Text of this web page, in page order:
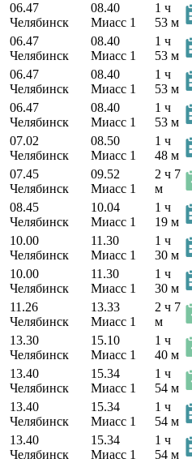
06.47
Челябинск
08.40
Миасс 1
1 ч
53 м
06.47
Челябинск
08.40
Миасс 1
1 ч
53 м
06.47
Челябинск
08.40
Миасс 1
1 ч
53 м
06.47
Челябинск
08.40
Миасс 1
1 ч
53 м
07.02
Челябинск
08.50
Миасс 1
1 ч
48 м
07.45
Челябинск
09.52
Миасс 1
2 ч 7
м
08.45
Челябинск
10.04
Миасс 1
1 ч
19 м
10.00
Челябинск
11.30
Миасс 1
1 ч
30 м
10.00
Челябинск
11.30
Миасс 1
1 ч
30 м
11.26
Челябинск
13.33
Миасс 1
2 ч 7
м
13.30
Челябинск
15.10
Миасс 1
1 ч
40 м
13.40
Челябинск
15.34
Миасс 1
1 ч
54 м
13.40
Челябинск
15.34
Миасс 1
1 ч
54 м
13.40
Челябинск
15.34
Миасс 1
1 ч
54 м